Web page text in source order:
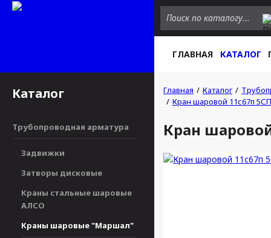
ГЛАВНАЯ КАТАЛОГ
Каталог
Трубопроводная арматура
Задвижки
Затворы дисковые
Краны стальные шаровые
АЛСО
Краны шаровые "Маршал"
Главная Каталог
Кран шаровой 11с67п
Кран